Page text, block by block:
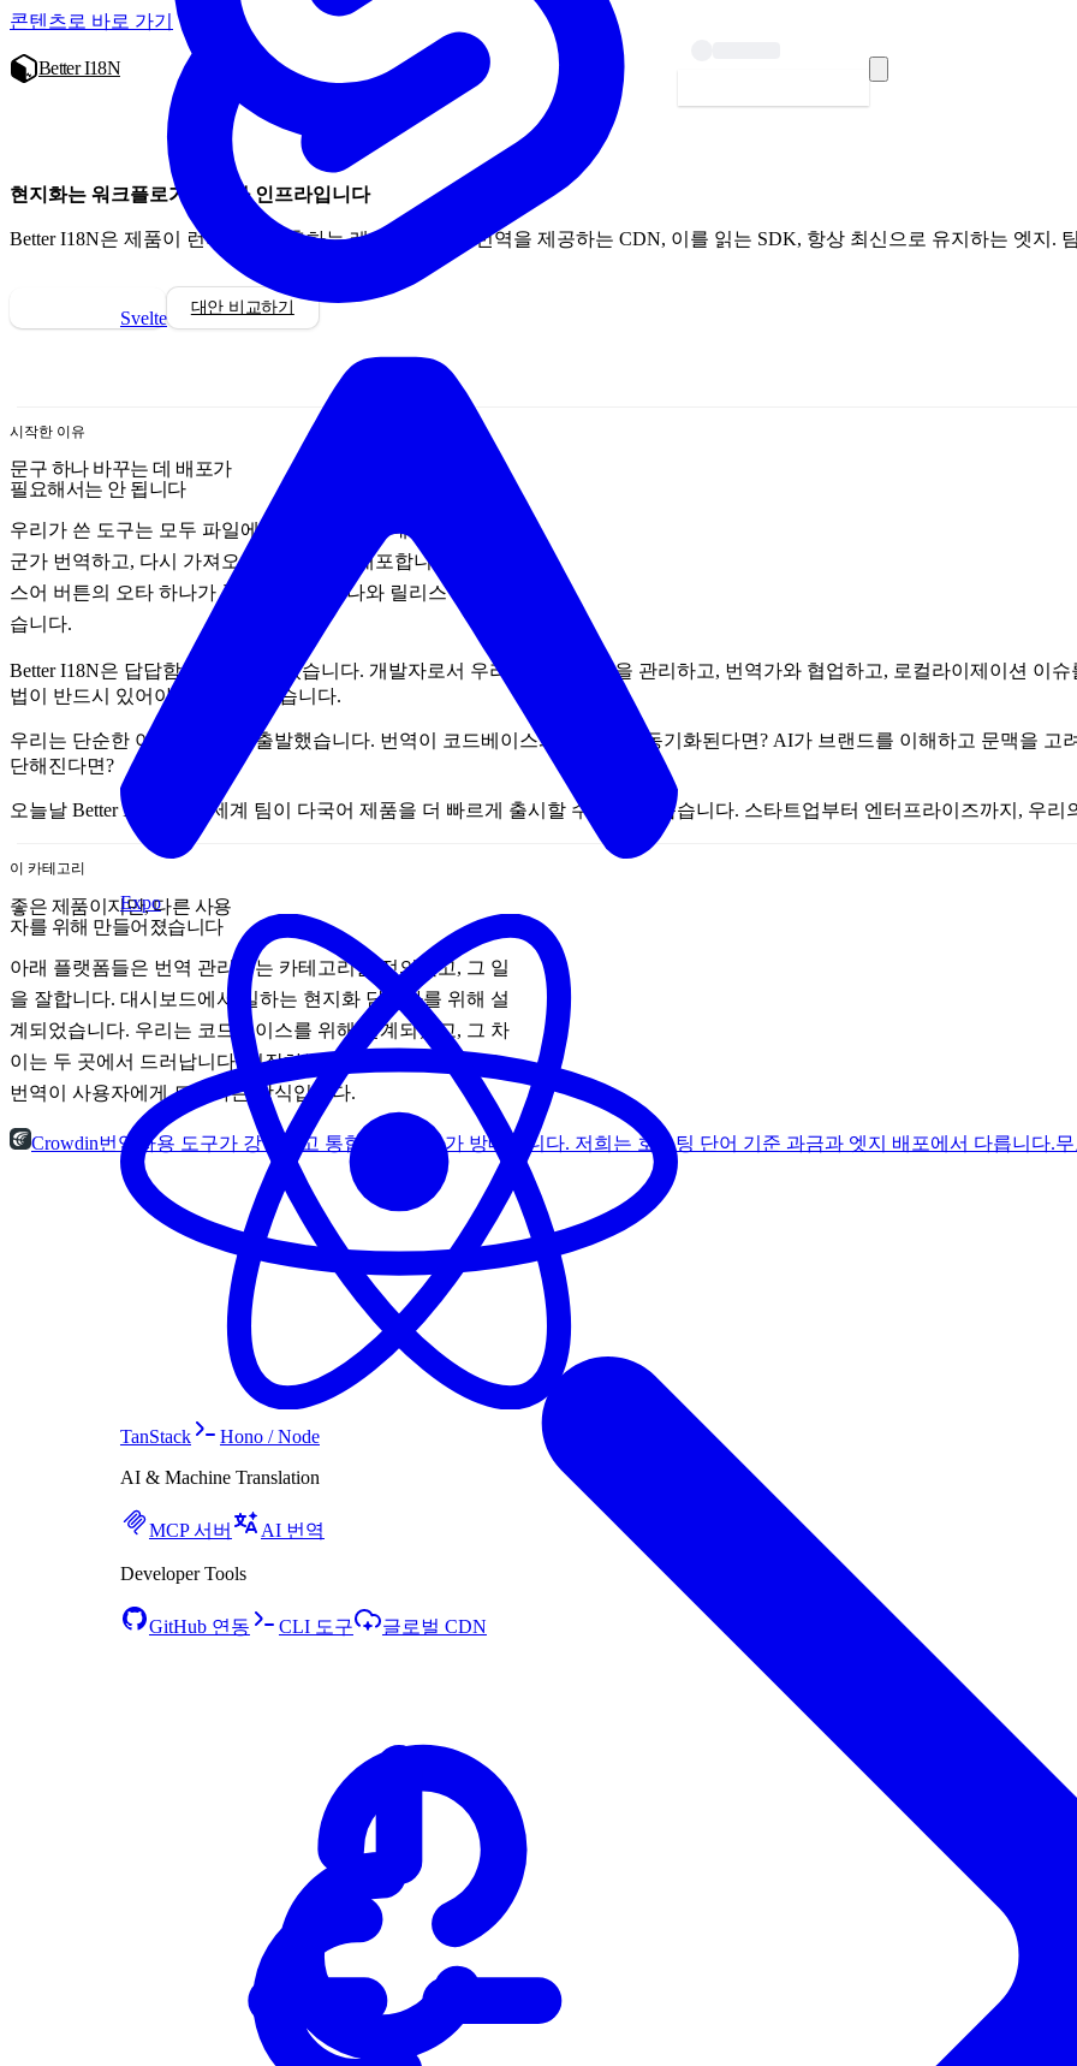
콘텐츠로 바로 가기
Better I18N
Svelte
Expo
TanStack
Hono / Node
AI & Machine Translation
MCP 서버 AI 번역
Developer Tools
GitHub 연동 CLI 도구 글로벌 CDN
현지화는 워크플로가 아니라 인프라입니다
Better I18N은 제품이 런타임에 호출하는 레이어입니다. 번역을 제공하는 CDN, 이를 읽는 SDK, 항상 최신으로 유지하는 엣지.
대안 비교하기
시작한 이유
문구 하나 바꾸는 데 배포가
필요해서는 안 됩니다
우리가 쓴 도구는 모두 파일에서 끝났습니다. 내보내고, 누
군가 번역하고, 다시 가져오고, 빌드하고, 배포합니다. 프랑
스어 버튼의 오타 하나가 풀 리퀘스트 하나와 릴리스 하나였
습니다.
Better I18N은 답답함에서 시작되었습니다. 개발자로서 우리는 번역 파일을 관리하고, 번역가와 협업하고, 로컬라이제이션 이
법이 반드시 있어야 한다고 느꼈습니다.
우리는 단순한 아이디어에서 출발했습니다. 번역이 코드베이스와 자동으로 동기화된다면? AI가 브랜드를 이해하고 문맥을
단해진다면?
오늘날 Better I18N은 전 세계 팀이 다국어 제품을 더 빠르게 출시할 수 있도록 돕습니다. 스타트업부터 엔터프라이즈까지, 우
이 카테고리
좋은 제품이지만, 다른 사용
자를 위해 만들어졌습니다
아래 플랫폼들은 번역 관리라는 카테고리를 정의했고, 그 일
을 잘합니다. 대시보드에서 일하는 현지화 담당자를 위해 설
계되었습니다. 우리는 코드베이스를 위해 설계되었고, 그 차
이는 두 곳에서 드러납니다. 시작하는 데 드는 비용, 그리고
번역이 사용자에게 도달하는 방식입니다.
Crowdin번역자용 도구가 강력하고 통합 카탈로그가 방대합니다. 저희는 호스팅 단어 기준 과금과 엣지 배포에서 다릅니다.